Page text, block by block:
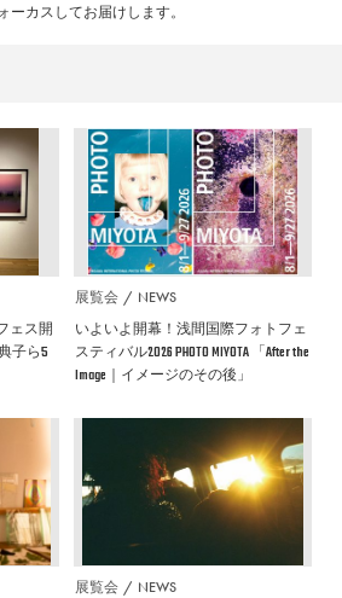
ーカスしてお届けします。
ェス開
子ら5
展覧会 NEWS
いよいよ開幕！浅間国際フォトフェ
スティバル2026 PHOTO MIYOTA 「After the
Image｜イメージのその後」
展覧会 NEWS